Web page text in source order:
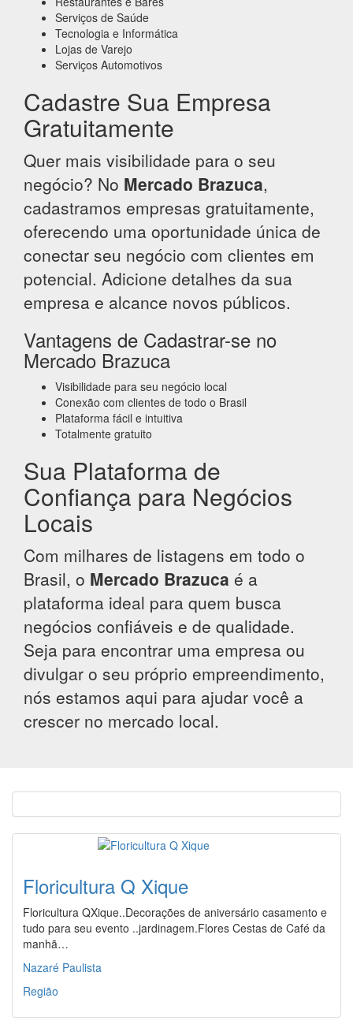
Serviços de Saúde
Tecnologia e Informática
Lojas de Varejo
Serviços Automotivos
Cadastre Sua Empresa
Gratuitamente
Quer mais visibilidade para o seu
negócio? No Mercado Brazuca,
cadastramos empresas gratuitamente,
oferecendo uma oportunidade única de
conectar seu negócio com clientes em
potencial. Adicione detalhes da sua
empresa e alcance novos públicos.
Vantagens de Cadastrar-se no
Mercado Brazuca
Visibilidade para seu negócio local
Conexão com clientes de todo o Brasil
Plataforma fácil e intuitiva
Totalmente gratuito
Sua Plataforma de
Confiança para Negócios
Locais
Com milhares de listagens em todo o
Brasil, o Mercado Brazuca é a
plataforma ideal para quem busca
negócios confiáveis e de qualidade.
Seja para encontrar uma empresa ou
divulgar o seu próprio empreendimento,
nós estamos aqui para ajudar você a
crescer no mercado local.
Floricultura Q Xique
Floricultura QXique..Decorações de aniversário casamento e
tudo para seu evento ..jardinagem.Flores Cestas de Café da
manhã…
Nazaré Paulista
Região